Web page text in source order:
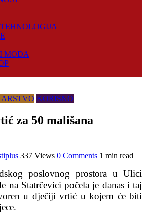
MODA
KORISNO
za 50 mališana
337 Views 0 Comments 1 min read
poslovnog prostora u Ulici
na Statrčevici počela je danas i taj
u dječiji vrtić u kojem će biti